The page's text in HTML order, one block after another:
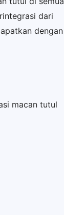
dari
dengan
macan tutul